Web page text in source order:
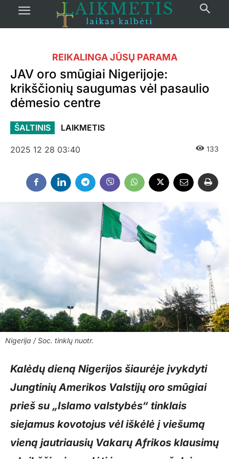
REIKALINGA JŪSŲ PARAMA
JAV oro smūgiai Nigerijoje:
krikščionių saugumas vėl pasaulio
dėmesio centre
ŠALTINIS LAIKMETIS
2025 12 28 03:40 133
Nigerija / Soc. tinklų nuotr.
Kalėdų dieną Nigerijos šiaurėje įvykdyti
Jungtinių Amerikos Valstijų oro smūgiai
prieš su „Islamo valstybės“ tinklais
siejamus kovotojus vėl iškėlė į viešumą
vieną jautriausių Vakarų Afrikos klausimų